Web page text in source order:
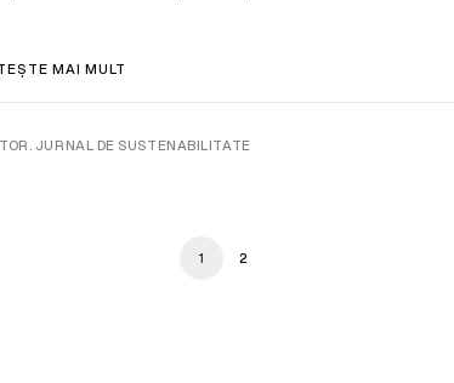
MAI MULT
JURNAL DE SUSTENABILITATE
1 2